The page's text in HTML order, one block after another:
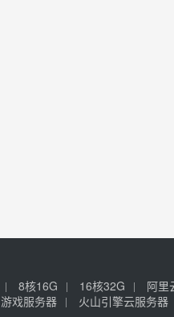
8核16G 16核32G 阿里
游戏服务器 火山引擎云服务器